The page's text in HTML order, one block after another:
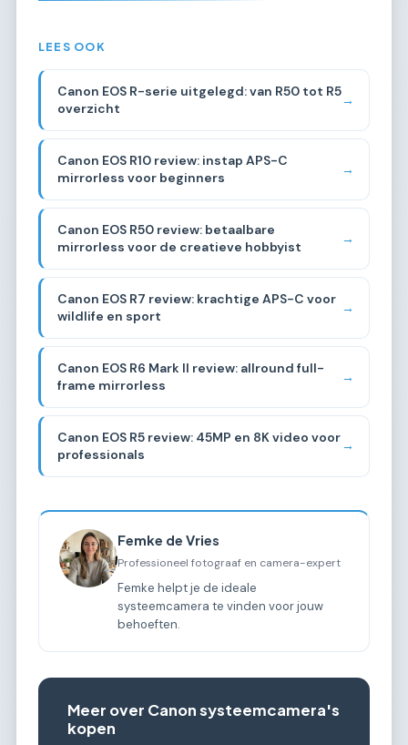
LEES OOK
Canon EOS R-serie uitgelegd: van R50 tot R5
overzicht
→
Canon EOS R10 review: instap APS-C
mirrorless voor beginners
→
Canon EOS R50 review: betaalbare
mirrorless voor de creatieve hobbyist
→
Canon EOS R7 review: krachtige APS-C voor
wildlife en sport
→
Canon EOS R6 Mark II review: allround full-
frame mirrorless
→
Canon EOS R5 review: 45MP en 8K video voor
professionals
→
Femke de Vries
Professioneel fotograaf en camera-expert
Femke helpt je de ideale
systeemcamera te vinden voor jouw
behoeften.
Meer over Canon systeemcamera's
kopen